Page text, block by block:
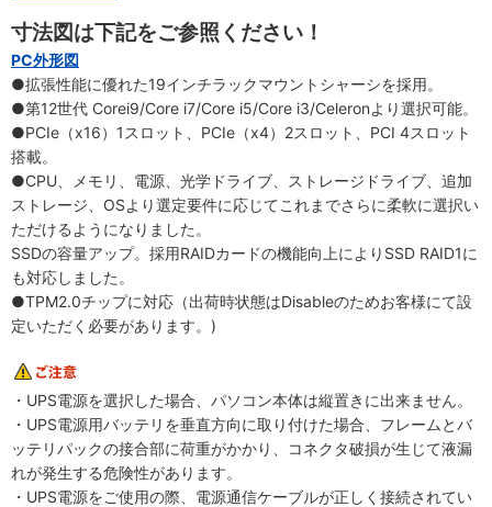
寸法図は下記をご参照ください！
PC外形図
●拡張性能に優れた19インチラックマウントシャーシを採用。
●第12世代 Corei9/Core i7/Core i5/Core i3/Celeronより選択可能。
●PCIe（x16）1スロット、PCIe（x4）2スロット、PCI 4スロット
搭載。
●CPU、メモリ、電源、光学ドライブ、ストレージドライブ、追加
ストレージ、OSより選定要件に応じてこれまでさらに柔軟に選択い
ただけるようになりました。
SSDの容量アップ。採用RAIDカードの機能向上によりSSD RAID1に
も対応しました。
●TPM2.0チップに対応（出荷時状態はDisableのためお客様にて設
定いただく必要があります。)
・UPS電源を選択した場合、パソコン本体は縦置きに出来ません。
・UPS電源用バッテリを垂直方向に取り付けた場合、フレームとバ
ッテリパックの接合部に荷重がかかり、コネクタ破損が生じて液漏
れが発生する危険性があります。
・UPS電源をご使用の際、電源通信ケーブルが正しく接続されてい